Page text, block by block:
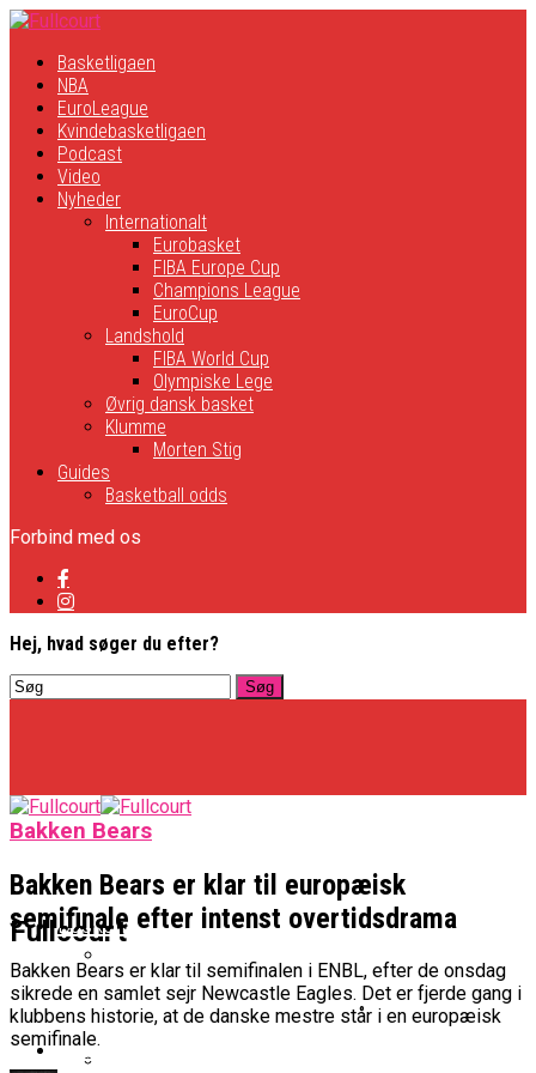
Basketligaen
NBA
EuroLeague
Kvindebasketligaen
Podcast
Video
Nyheder
Internationalt
Eurobasket
FIBA Europe Cup
Champions League
EuroCup
Landshold
FIBA World Cup
Olympiske Lege
Øvrig dansk basket
Klumme
Morten Stig
Guides
Basketball odds
Forbind med os
Hej, hvad søger du efter?
Fullcourt
Basketligaen
Officielt: Vejen Gafler Dansker Hos Rabbits
NBA
Bakken Bears
Bakken Bears er klar til europæisk
semifinale efter intenst overtidsdrama
Bakken Bears er klar til semifinalen i ENBL, efter de onsdag
sikrede en samlet sejr Newcastle Eagles. Det er fjerde gang i
klubbens historie, at de danske mestre står i en europæisk
semifinale.